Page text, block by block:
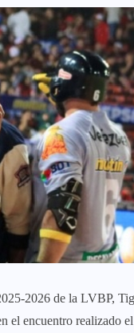
2026 de la LVBP,
el encuentro realizado